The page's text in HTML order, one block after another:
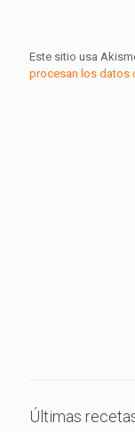
Este sitio usa
procesan los datos
Últimas